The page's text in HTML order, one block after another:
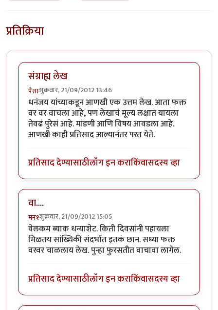
प्रतिक्रिया
संग्राह्य लेख
पैसाशुक्रवार, 21/09/2012 13:46
धनंजय यांच्याकडून आणखी एक उत्तम लेख. आता फक्त
वर वर वाचला आहे, पण लेखाचं मूल्य लक्षात यायला
तेवढं पुरेसं आहे. मांडणी आणि विषय आवडला आहे.
आणखी काही प्रतिसाद आल्यानंतर परत येते.
प्रतिसाद देण्यासाठीलॉग इन कराकिंवासदस्य व्हा
वा....
मन१शुक्रवार, 21/09/2012 15:05
वेलकम ब्याक धन्याशेट. किती दिवसांनी पहायला
मिळतय सांख्यिकी संदर्भात इतकं छान. सध्या फक्त
वरवर चाळलाय लेख. पुन्हा फुरसतीत वाचावा लागेल.
प्रतिसाद देण्यासाठीलॉग इन कराकिंवासदस्य व्हा